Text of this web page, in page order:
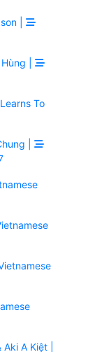
|
|
To
|
A Kiệt |